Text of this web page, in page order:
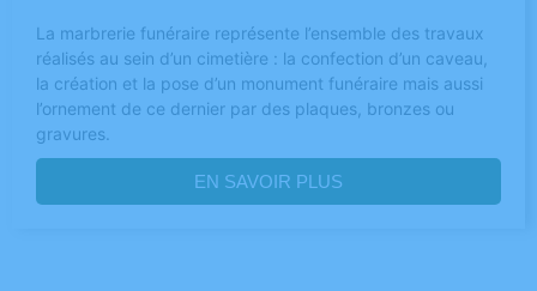
La marbrerie funéraire représente l’ensemble des travaux
réalisés au sein d’un cimetière : la confection d’un caveau,
la création et la pose d’un monument funéraire mais aussi
l’ornement de ce dernier par des plaques, bronzes ou
gravures.
EN SAVOIR PLUS